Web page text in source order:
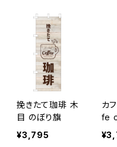
挽きたて珈琲 木
目 のぼり旗
¥3,795
カ
fe
ぼ